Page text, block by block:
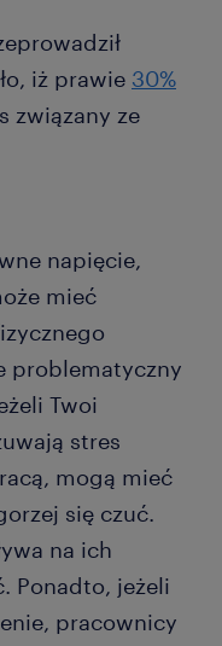
iż prawie 30%
związany ze
napięcie,
mieć
problematyczny
Twoi
stres
mogą mieć
się czuć.
na ich
Ponadto, jeżeli
pracownicy